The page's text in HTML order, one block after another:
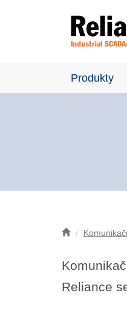
Produkty
Reliance